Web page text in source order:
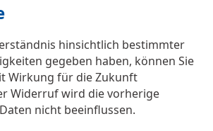
hinsichtlich bestimmter
gegeben haben, können Sie
Wirkung für die Zukunft
Widerruf wird die vorherige
nicht beeinflussen.